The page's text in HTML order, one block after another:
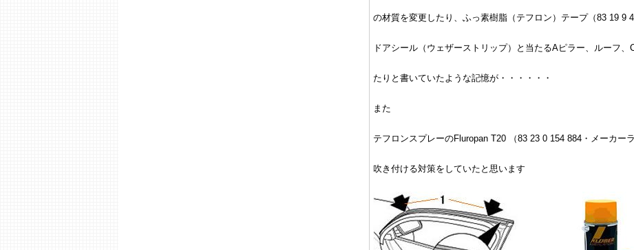
の材質を変更したり、ふっ素樹脂（テフロン）テープ（83 19 9
ドアシール（ウェザーストリップ）と当たるAピラー、ルーフ、
たりと書いていたような記憶が・・・・・・
また
テフロンスプレーのFluropan T20 （83 23 0 154 884・メーカー
吹き付ける対策をしていたと思います